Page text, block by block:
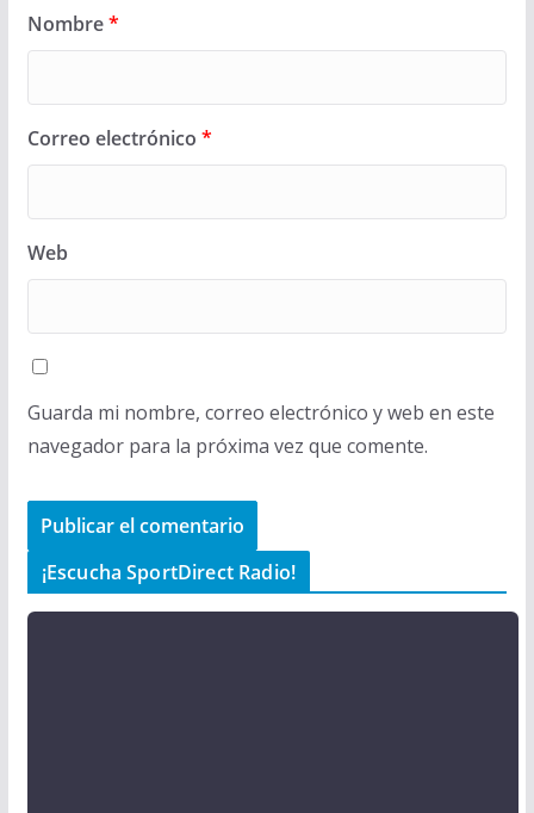
Nombre*
Correo electrónico *
Web
Guarda mi nombre, correo electrónico y web en este
navegador para la próxima vez que comente.
¡Escucha SportDirect Radio!